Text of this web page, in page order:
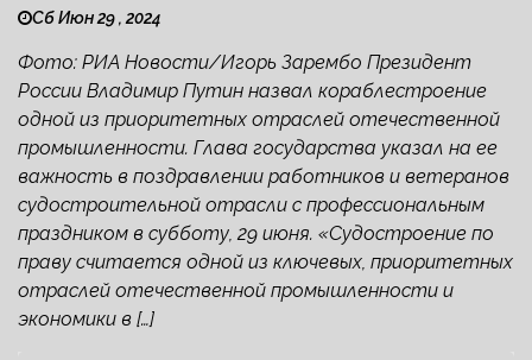
Сб Июн 29 , 2024
Фото: РИА Новости/Игорь Зарембо Президент
России Владимир Путин назвал кораблестроение
одной из приоритетных отраслей отечественной
промышленности. Глава государства указал на ее
важность в поздравлении работников и ветеранов
судостроительной отрасли с профессиональным
праздником в субботу, 29 июня. «Судостроение по
праву считается одной из ключевых, приоритетных
отраслей отечественной промышленности и
экономики в […]